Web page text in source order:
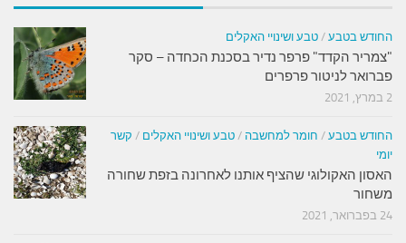
החודש בטבע / טבע ושינויי האקלים
"צמריר הקדד" פרפר נדיר בסכנת הכחדה – סקר
פברואר לניטור פרפרים
2 במרץ, 2021
החודש בטבע / חומר למחשבה / טבע ושינויי האקלים / קשר
יומי
האסון האקולוגי שהציף אותנו לאחרונה בזפת שחורה
משחור
24 בפברואר, 2021